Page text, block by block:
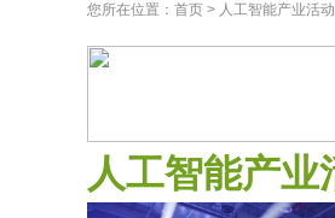
您所在位置： 首页 > 人工智能产业活
人工智能产业